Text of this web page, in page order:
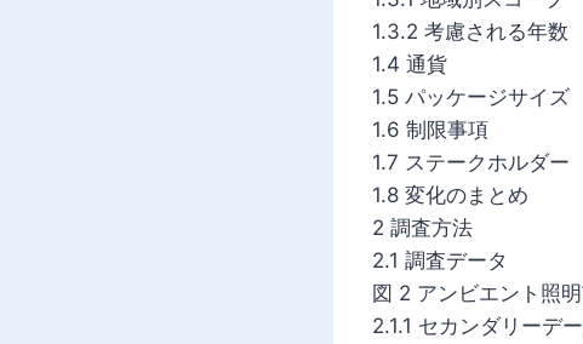
1.3.2 考慮される年数
1.4 通貨
1.5 パッケージサイズ
1.6 制限事項
1.7 ステークホルダー
1.8 変化のまとめ
2 調査方法
2.1 調査データ
図 2 アンビエント照
2.1.1 セカンダリーデ